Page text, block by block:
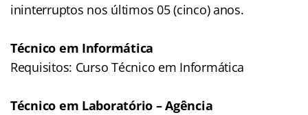
ininterruptos nos últimos 05 (cinco) anos.
Técnico em Informática
Requisitos: Curso Técnico em Informática
Técnico em Laboratório – Agência